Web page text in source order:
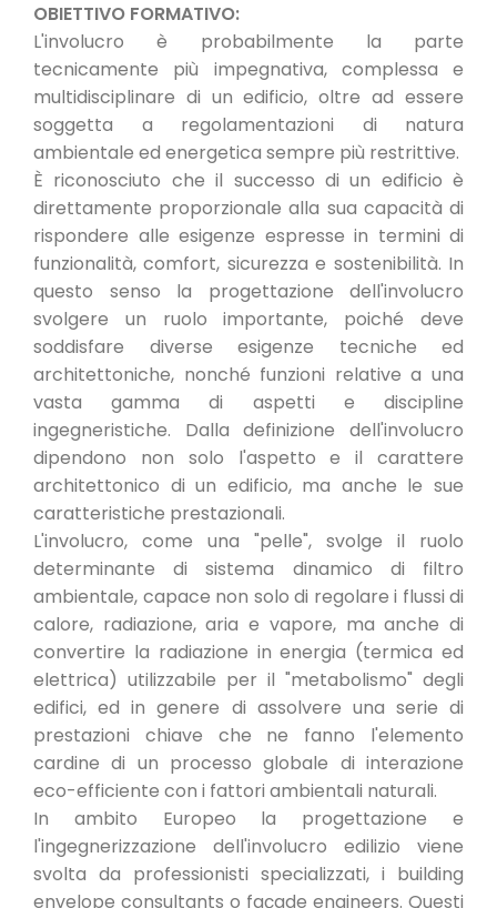
OBIETTIVO FORMATIVO:
L'involucro è probabilmente la parte
tecnicamente più impegnativa, complessa e
multidisciplinare di un edificio, oltre ad essere
soggetta a regolamentazioni di natura
ambientale ed energetica sempre più restrittive.
È riconosciuto che il successo di un edificio è
direttamente proporzionale alla sua capacità di
rispondere alle esigenze espresse in termini di
funzionalità, comfort, sicurezza e sostenibilità. In
questo senso la progettazione dell'involucro
svolgere un ruolo importante, poiché deve
soddisfare diverse esigenze tecniche ed
architettoniche, nonché funzioni relative a una
vasta gamma di aspetti e discipline
ingegneristiche. Dalla definizione dell'involucro
dipendono non solo l'aspetto e il carattere
architettonico di un edificio, ma anche le sue
caratteristiche prestazionali.
L'involucro, come una "pelle", svolge il ruolo
determinante di sistema dinamico di filtro
ambientale, capace non solo di regolare i flussi di
calore, radiazione, aria e vapore, ma anche di
convertire la radiazione in energia (termica ed
elettrica) utilizzabile per il "metabolismo" degli
edifici, ed in genere di assolvere una serie di
prestazioni chiave che ne fanno l'elemento
cardine di un processo globale di interazione
eco-efficiente con i fattori ambientali naturali.
In ambito Europeo la progettazione e
l'ingegnerizzazione dell'involucro edilizio viene
svolta da professionisti specializzati, i building
envelope consultants o façade engineers. Questi